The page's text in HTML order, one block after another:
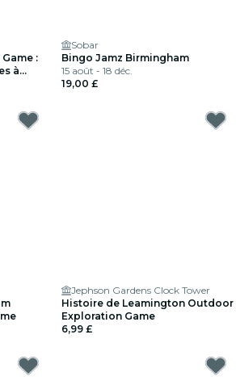
:
à
Sobar
Bingo Jamz Birmingham
15 août - 18 déc.
19,00 £
Jephson Gardens Clock Tower
Histoire de Leamington Outdoor
Exploration Game
6,99 £